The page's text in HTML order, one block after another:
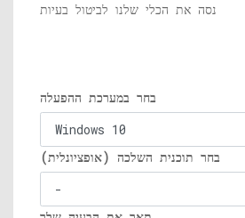
נסה את הכלי שלנו לביטול בעיות
בחר במערכת ההפעלה
בחר תוכנית השלכה (אופציונלית)